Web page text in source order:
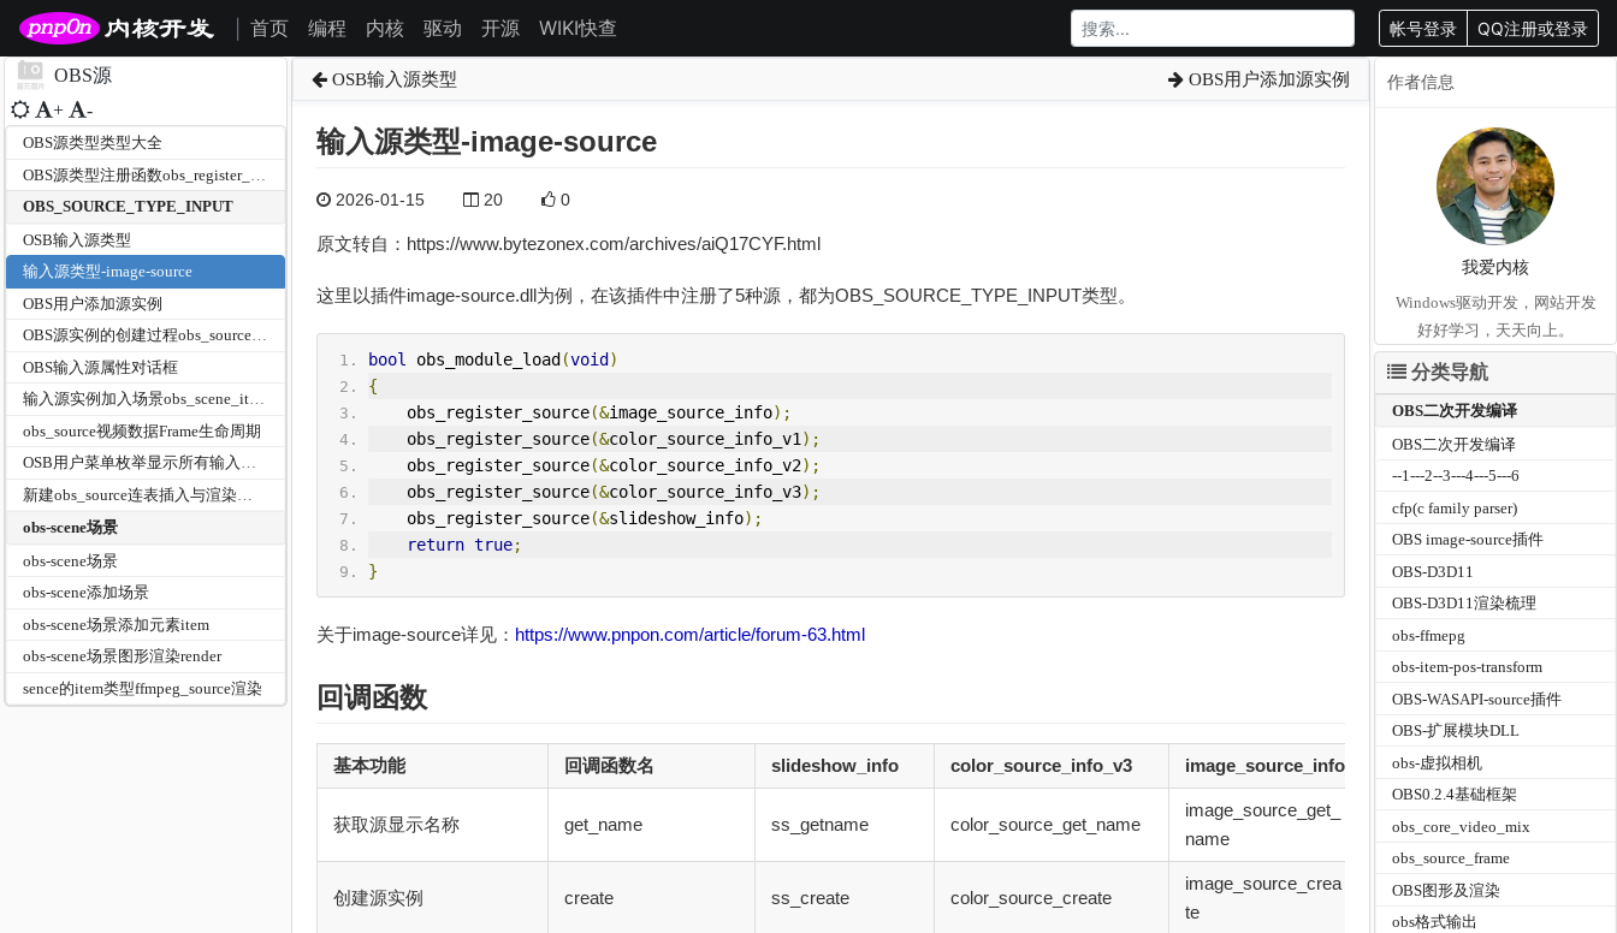
首页 编程 内核 驱动 开源 WIKI快查 帐号登录 QQ注册或登录
OBS源
+ -
OBS源类型类型大全
OBS_SOURCE_TYPE_INPUT
OSB输入源类型
输入源类型-image-source
OBS用户添加源实例
OBS源实例的创建过程obs_source_create
OBS输入源属性对话框
输入源实例加入场景obs_scene_item
obs_source视频数据Frame生命周期
OSB用户菜单枚举显示所有输入源类型
obs-scene场景
obs-scene场景
obs-scene添加场景
obs-scene场景添加元素item
obs-scene场景图形渲染render
sence的item类型ffmpeg_source渲染
OSB输入源类型 OBS用户添加源实例
输入源类型-image-source
2026-01-15 20 0
原文转自：https://www.bytezonex.com/archives/aiQ17CYF.html
这里以插件image-source.dll为例，在该插件中注册了5种源，都为OBS_SOURCE_TYPE_INPUT类型。
bool obs_module_load (void )
{
    obs_register_source
(&image_source_info);
    obs_register_source
(&color_source_info_v1 );
    obs_register_source
(&color_source_info_v2);
    obs_register_source
(&color_source_info_v3);
    obs_register_source
(&slideshow_info);
return true;
}
关于image-source详见： https://www.pnpon.com/article/forum-63.html
回调函数
基本功能 回调函数名 slideshow_info color_source_info_v3 image_source_info
获取源显示名称 get_name ss_getname color_source_get_name
image_source_get_
name
创建源实例 create ss_create color_source_create
image_source_crea
te
作者信息
我爱内核
Windows驱动开发，网站开发
好好学习，天天向上。
分类导航
OBS二次开发编译
OBS二次开发编译
--1---2--3---4---5---6
cfp(c family parser)
OBS image-source插件
OBS-D3D11
OBS-D3D11渲染梳理
obs-ffmepg
obs-item-pos-transform
OBS-WASAPI-source插件
OBS-扩展模块DLL
obs-虚拟相机
OBS0.2.4基础框架
obs_core_video_mix
obs_source_frame
OBS图形及渲染
obs格式输出